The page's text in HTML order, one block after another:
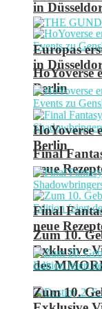
in
HoYoverse
Berlin
Final
neue
Zum 10.
Exklusive
des
Europas
in
HoYoverse
Berlin
Final
neue
Zum 10.